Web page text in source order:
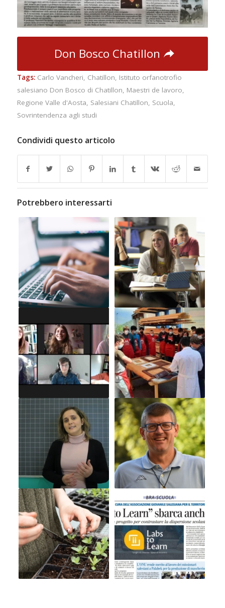
Don Bosco Chatillon
Tags: Carlo Vancheri, Chatillon, Istituto orfanotrofio
salesiano Don Bosco di Chatillon, Maestri de lavoro,
Regione Valle d'Aosta, Salesiani Chatillon, Scuola,
Sovrintendenza agli studi
Condividi questo articolo
Potrebbero interessarti